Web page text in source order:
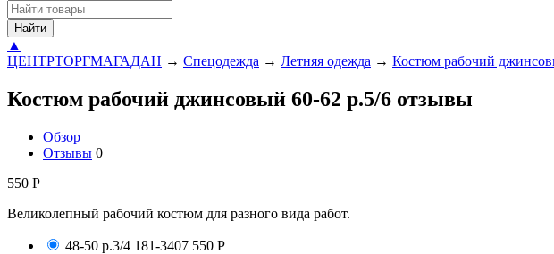
Найти
▲
ЦЕНТРТОРГМАГАДАН → Спецодежда → Летняя одежда → Костюм рабочий
Костюм рабочий джинсовый 60-62 р.5/6 отзывы
Обзор
Отзывы 0
550 Р
Великолепный рабочий костюм для разного вида работ.
48-50 р.3/4 181-3407 550 Р